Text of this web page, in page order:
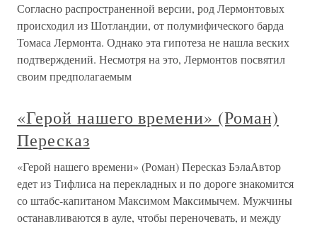
Согласно распространенной версии, род Лермонтовых
происходил из Шотландии, от полумифического барда
Томаса Лермонта. Однако эта гипотеза не нашла веских
подтверждений. Несмотря на это, Лермонтов посвятил
своим предполагаемым
«Герой нашего времени» (Роман)
Пересказ
«Герой нашего времени» (Роман) Пересказ БэлаАвтор
едет из Тифлиса на перекладных и по дороге знакомится
со штабс-капитаном Максимом Максимычем. Мужчины
останавливаются в ауле, чтобы переночевать, и между